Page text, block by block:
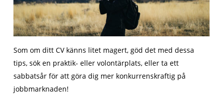
Som om ditt CV känns litet magert, göd det med dessa
tips, sök en praktik- eller volontärplats, eller ta ett
sabbatsår för att göra dig mer konkurrenskraftig på
jobbmarknaden!